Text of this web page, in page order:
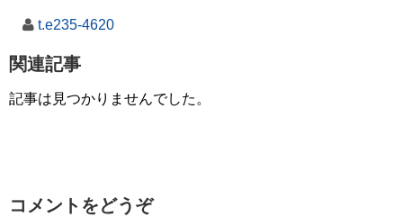
t.e235-4620
関連記事
記事は見つかりませんでした。
コメントをどうぞ